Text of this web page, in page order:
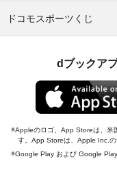
ドコモスポーツくじ
dブックア
Appleのロゴ、App Storeは、米
す。App Storeは、Apple Inc.の
Google Play および Google